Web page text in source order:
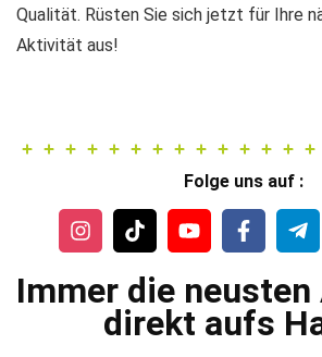
Qualität. Rüsten Sie sich jetzt für Ihre
Aktivität aus!
Folge uns auf :
Immer die neusten
direkt aufs